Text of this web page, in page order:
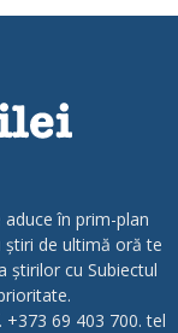
în prim-plan
știri de ultimă oră te
știrilor cu Subiectul
+373 69 403 700. tel